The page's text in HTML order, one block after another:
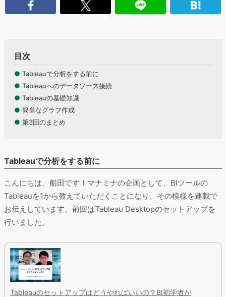
目次
● Tableauで分析をする前に
● Tableauへのデータソース接続
● Tableauの基礎知識
● 簡単なグラフ作成
● 第3回のまとめ
Tableauで分析をする前に
こんにちは、船田です！マナミナの企画として、BIツールの
Tableauを1から教えていただくことになり、その模様を連載で
お伝えしています。前回はTableau Desktopのセットアップを
行いました。
Tableauのセットアップはどうやればいいの？BI初学者が